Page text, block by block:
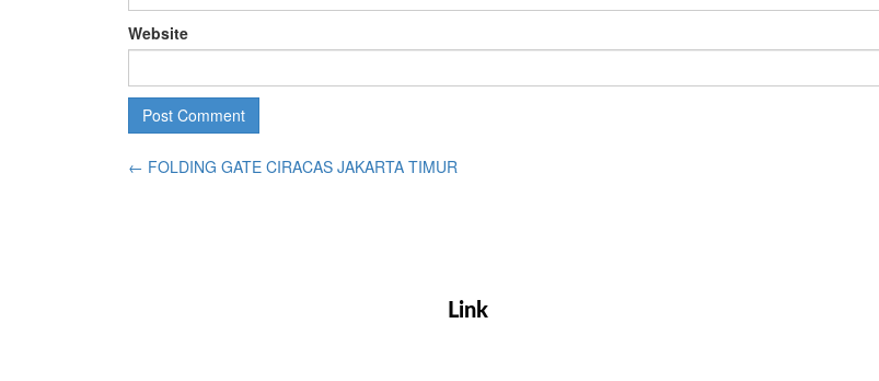
Website
← FOLDING GATE CIRACAS JAKARTA TIMUR
Link